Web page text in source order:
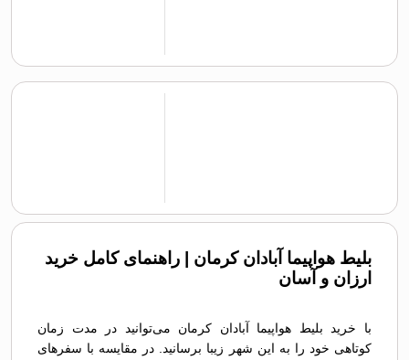
بلیط هواپیما آبادان کرمان | راهنمای کامل خرید
ارزان و آسان
با خرید بلیط هواپیما آبادان کرمان می‌توانید در مدت زمان
کوتاهی خود را به این شهر زیبا برسانید. در مقایسه با سفرهای